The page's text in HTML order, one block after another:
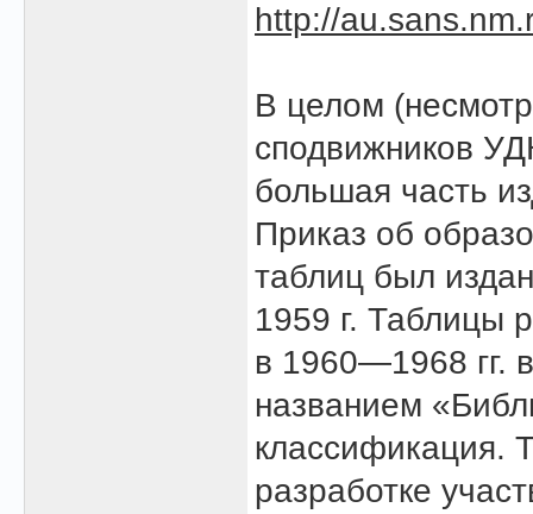
http://
В целом
сподвижников
большая часть
Приказ об
таблиц был
1959 г. Таблицы
в 1960—1968 гг.
названием
классификация.
разработке